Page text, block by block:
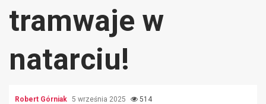
tramwaje w
natarciu!
Robert Górniak 5 września 2025 514